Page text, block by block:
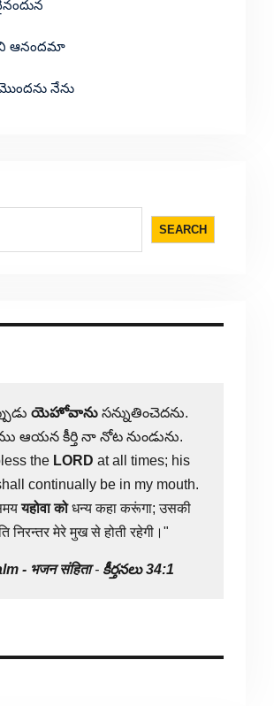
ఆనందమా
నేను
SEARCH
యెహోవాను సన్నుతించెదను.
ఆయన కీర్తి నా నోట నుండును.
the LORD at all times; his
continually be in my mouth.
यहोवा कोधन्य कहा करूंगा; उसकी
निरन्तर मेरे मुख से होती रहेगी।"
- भजन संहिता- కీర్తనలు 34:1